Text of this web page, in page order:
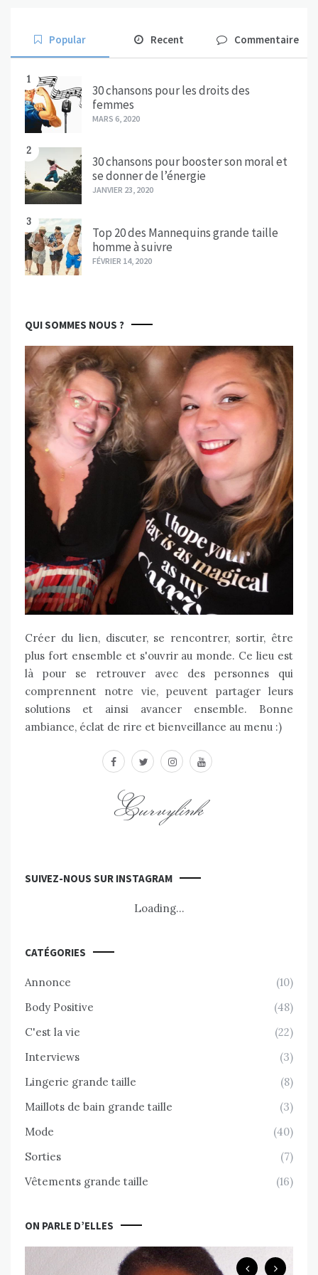
Popular Recent Commentaire
1
30 chansons pour les droits des
femmes
MARS 6, 2020
2
30 chansons pour booster son moral et
se donner de l’énergie
JANVIER 23, 2020
3
Top 20 des Mannequins grande taille
homme à suivre
FÉVRIER 14, 2020
QUI SOMMES NOUS ?
Créer du lien, discuter, se rencontrer, sortir, être
plus fort ensemble et s'ouvrir au monde. Ce lieu est
là pour se retrouver avec des personnes qui
comprennent notre vie, peuvent partager leurs
solutions et ainsi avancer ensemble. Bonne
ambiance, éclat de rire et bienveillance au menu :)
facebooktwitterinstagram
youtube
Curvylink
SUIVEZ-NOUS SUR INSTAGRAM
Loading...
CATÉGORIES
Annonce
(10)
Body Positive
(48)
C'est la vie
(22)
Interviews
(3)
Lingerie grande taille
(8)
Maillots de bain grande taille
(3)
Mode
(40)
Sorties
(7)
Vêtements grande taille
(16)
ON PARLE D’ELLES